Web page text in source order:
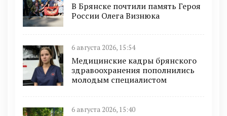
В Брянске почтили память Героя
России Олега Визнюка
6 августа 2026, 15:54
Медицинские кадры брянского
здравоохранения пополнились
молодым специалистом
6 августа 2026, 15:40